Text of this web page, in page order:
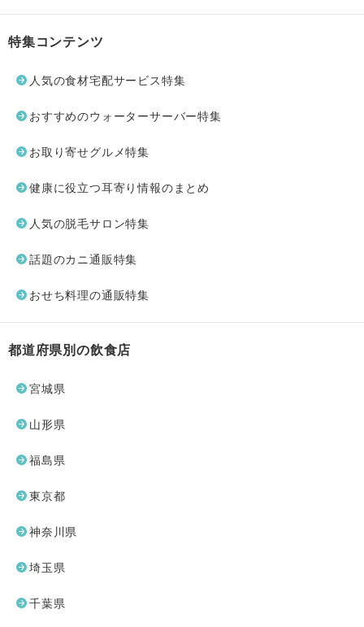
特集コンテンツ
人気の食材宅配サービス特集
おすすめのウォーターサーバー特集
お取り寄せグルメ特集
健康に役立つ耳寄り情報のまとめ
人気の脱毛サロン特集
話題のカニ通販特集
おせち料理の通販特集
都道府県別の飲食店
宮城県
山形県
福島県
東京都
神奈川県
埼玉県
千葉県